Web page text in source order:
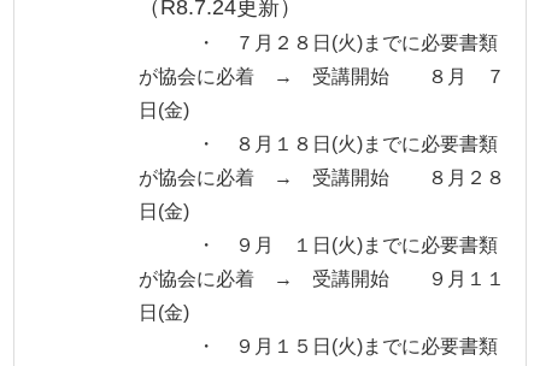
（R8.7.24更新）
・ ７月２８日(火)までに必要書類
が協会に必着 → 受講開始 ８月 ７
日(金)
・ ８月１８日(火)までに必要書類
が協会に必着 → 受講開始 ８月２８
日(金)
・ ９月 １日(火)までに必要書類
が協会に必着 → 受講開始 ９月１１
日(金)
・ ９月１５日(火)までに必要書類